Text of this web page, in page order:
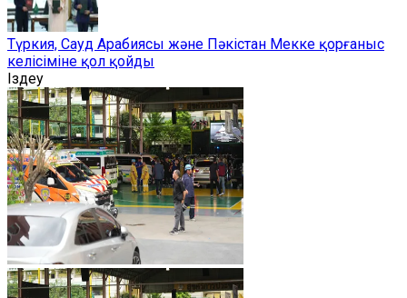
Түркия, Сауд Арабиясы және Пәкістан Мекке қорғаныс
келісіміне қол қойды
Іздеу